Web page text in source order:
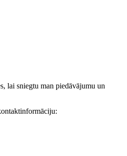
lai sniegtu man piedāvājumu un